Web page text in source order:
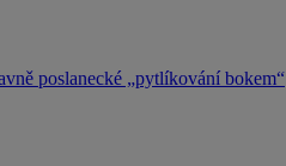
poslanecké „pytlíkování bokem“